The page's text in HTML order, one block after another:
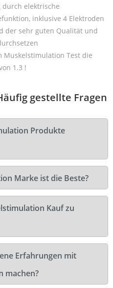
elektrische
inklusive 4 Elektroden
der sehr guten Qualität und
Muskelstimulation Test die
1.3 !
gestellte Fragen
Produkte
Marke ist die Beste?
Kauf zu
Erfahrungen mit
machen?